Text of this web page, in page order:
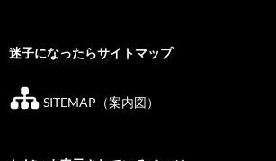
迷子になったらサイトマップ
SITEMAP（案内図）